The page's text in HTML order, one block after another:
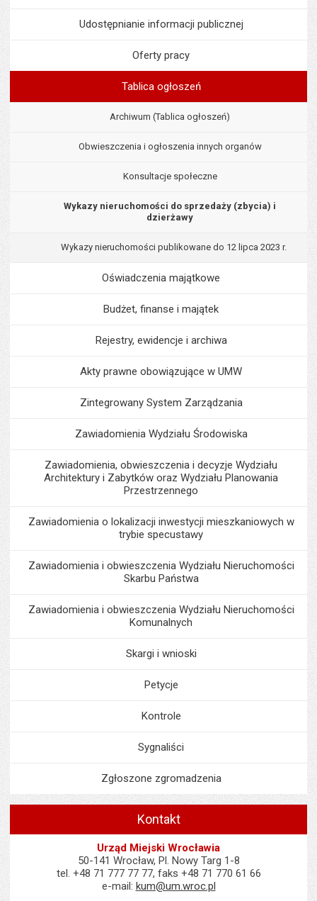
Udostępnianie informacji publicznej
Oferty pracy
Tablica ogłoszeń
Archiwum (Tablica ogłoszeń)
Obwieszczenia i ogłoszenia innych organów
Konsultacje społeczne
Wykazy nieruchomości do sprzedaży (zbycia) i
dzierżawy
Wykazy nieruchomości publikowane do 12 lipca 2023 r.
Oświadczenia majątkowe
Budżet, finanse i majątek
Rejestry, ewidencje i archiwa
Akty prawne obowiązujące w UMW
Zintegrowany System Zarządzania
Zawiadomienia Wydziału Środowiska
Zawiadomienia, obwieszczenia i decyzje Wydziału
Architektury i Zabytków oraz Wydziału Planowania
Przestrzennego
Zawiadomienia o lokalizacji inwestycji mieszkaniowych w
trybie specustawy
Zawiadomienia i obwieszczenia Wydziału Nieruchomości
Skarbu Państwa
Zawiadomienia i obwieszczenia Wydziału Nieruchomości
Komunalnych
Skargi i wnioski
Petycje
Kontrole
Sygnaliści
Zgłoszone zgromadzenia
Kontakt
Urząd Miejski Wrocławia
50-141 Wrocław, Pl. Nowy Targ 1-8
tel. +48 71 777 77 77, faks +48 71 770 61 66
e-mail: kum@um.wroc.pl